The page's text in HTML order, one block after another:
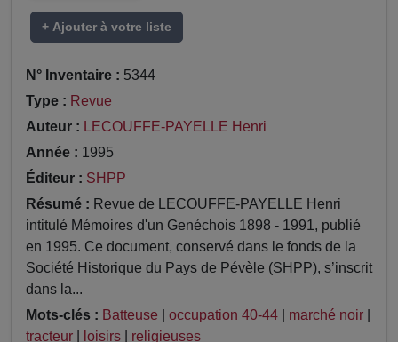
+ Ajouter à votre liste
N° Inventaire : 5344
Type : Revue
Auteur : LECOUFFE-PAYELLE Henri
Année : 1995
Éditeur : SHPP
Résumé : Revue de LECOUFFE-PAYELLE Henri
intitulé Mémoires d'un Genéchois 1898 - 1991, publié
en 1995. Ce document, conservé dans le fonds de la
Société Historique du Pays de Pévèle (SHPP), s’inscrit
dans la...
Mots-clés : Batteuse occupation 40-44 marché noir
tracteur
loisirs
religieuses